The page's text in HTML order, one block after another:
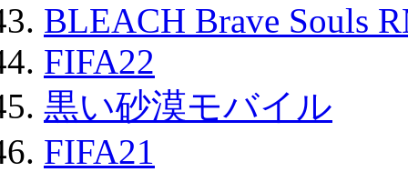
BLEACH Brave Souls
FIFA22
黒い砂漠モバイル
FIFA21